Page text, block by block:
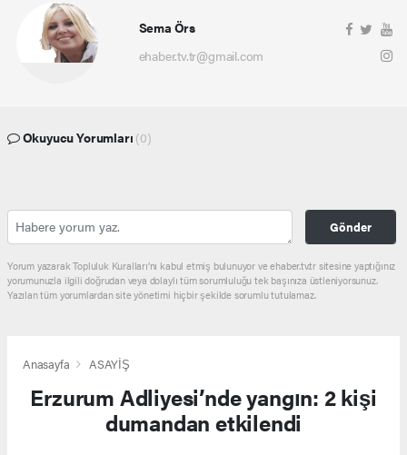
Sema Örs
ehaber.tv.tr@gmail.com
Okuyucu Yorumları (0)
Gönder
Yorum yazarak Topluluk Kuralları’nı kabul etmiş bulunuyor ve ehaber.tv.tr sitesine yaptığınız
yorumunuzla ilgili doğrudan veya dolaylı tüm sorumluluğu tek başınıza üstleniyorsunuz.
Yazılan tüm yorumlardan site yönetimi hiçbir şekilde sorumlu tutulamaz.
Anasayfa ASAYİŞ
Erzurum Adliyesi’nde yangın: 2 kişi
dumandan etkilendi